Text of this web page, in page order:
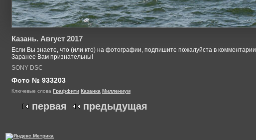
Казань. Август 2017
Если Вы знаете, что (или кто) на фотографии, подпишите пожалуйста в
Заранее Вам признательны!
SONY DSC
Фото № 933203
Ключевые слова Граффити Казанка Миллениум
первая предыдущая